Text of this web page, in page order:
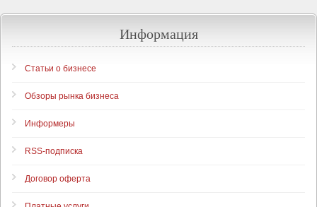
Информация
Статьи о бизнесе
Обзоры рынка бизнеса
Информеры
RSS-подписка
Договор оферта